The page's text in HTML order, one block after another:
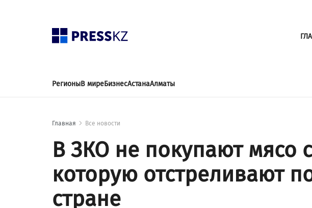
РегионыВ миреБизнесАстанаАлматы
Главная Все новости
В ЗКО не покупают мясо
которую отстреливают
стране